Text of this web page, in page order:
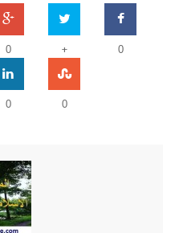
0
+
0
0
0